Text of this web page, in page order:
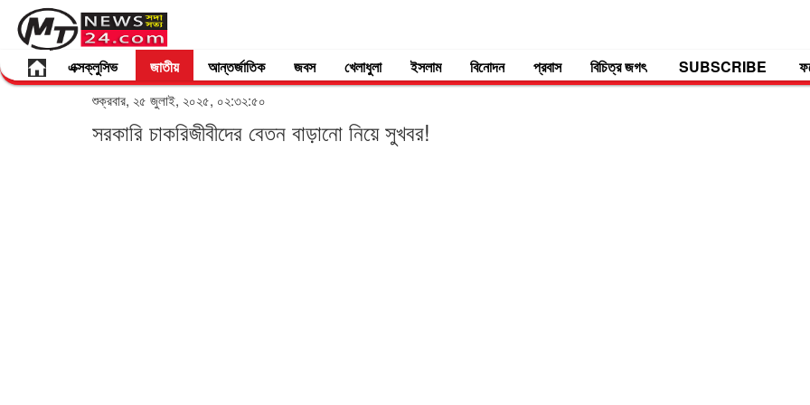
এক্সক্লুসিভ জাতীয় আন্তর্জাতিক জবস খেলাধুলা ইসলাম বিনোদন প্রবাস বিচিত্র জগৎ SUBSCRIBE
শুক্রবার, ২৫ জুলাই, ২০২৫, ০২:৩২:৫০
সরকারি চাকরিজীবীদের বেতন বাড়ানো নিয়ে সুখবর!